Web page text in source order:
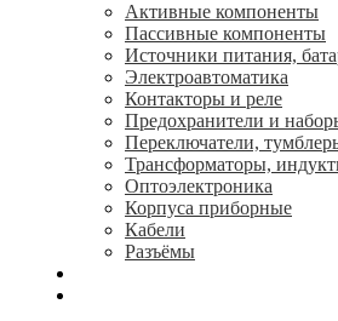
Активные компоненты
Пассивные компоненты
Источники питания,
Электроавтоматика
Контакторы и реле
Предохранители и
Переключатели,
Трансформаторы,
Oптоэлектроника
Корпуса приборные
Кабели
Разъёмы